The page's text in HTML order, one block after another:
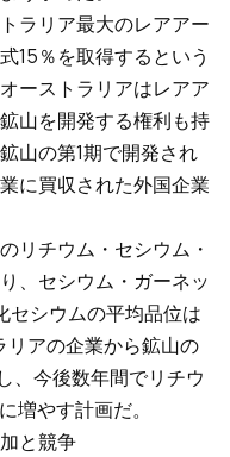
ラリア最大のレアアー
15％を取得するという
ーストラリアはレアア
山を開発する権利も持
山の第1期で開発され
に買収された外国企業
リチウム・セシウム・
、セシウム・ガーネッ
セシウムの平均品位は
リアの企業から鉱山の
、今後数年間でリチウ
増やす計画だ。
と競争